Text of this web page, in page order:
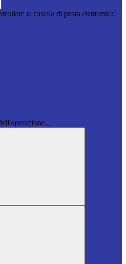
la casella di posta elettronica!